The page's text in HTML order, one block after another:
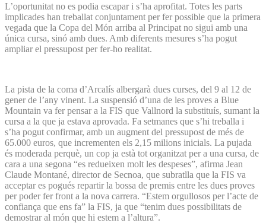
L’oportunitat no es podia escapar i s’ha aprofitat. Totes les parts
implicades han treballat conjuntament per fer possible que la primera
vegada que la Copa del Món arriba al Principat no sigui amb una
única cursa, sinó amb dues. Amb diferents mesures s’ha pogut
ampliar el pressupost per fer-ho realitat.
La pista de la coma d’Arcalís albergarà dues curses, del 9 al 12 de
gener de l’any vinent. La suspensió d’una de les proves a Blue
Mountain va fer pensar a la FIS que Vallnord la substituís, sumant la
cursa a la que ja estava aprovada. Fa setmanes que s’hi treballa i
s’ha pogut confirmar, amb un augment del pressupost de més de
65.000 euros, que incrementen els 2,15 milions inicials. La pujada
és moderada perquè, un cop ja està tot organitzat per a una cursa, de
cara a una segona “es redueixen molt les despeses”, afirma Jean
Claude Montané, director de Secnoa, que subratlla que la FIS va
acceptar es pogués repartir la bossa de premis entre les dues proves
per poder fer front a la nova carrera. “Estem orgullosos per l’acte de
confiança que ens fa” la FIS, ja que “tenim dues possibilitats de
demostrar al món que hi estem a l’altura”.